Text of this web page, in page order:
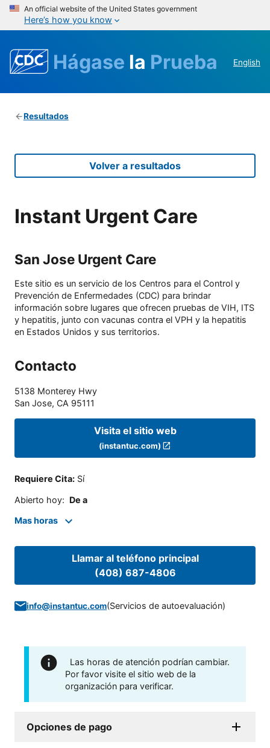
An official website of the United States government
Here’s how you know
Hágase la Prueba English
Resultados
Volver a resultados
Instant Urgent Care
San Jose Urgent Care
Este sitio es un servicio de los Centros para el Control y
Prevención de Enfermedades (CDC) para brindar
información sobre lugares que ofrecen pruebas de VIH, ITS
y hepatitis, junto con vacunas contra el VPH y la hepatitis
en Estados Unidos y sus territorios.
Contacto
5138 Monterey Hwy
San Jose, CA 95111
Visita el sitio web
(instantuc.com)
Requiere Cita: Sí
Abierto hoy: De a
Mas horas
Llamar al teléfono principal
(408) 687-4806
info@instantuc.com(Servicios de autoevaluación)
Las horas de atención podrían cambiar.
Por favor visite el sitio web de la
organización para verificar.
Opciones de pago